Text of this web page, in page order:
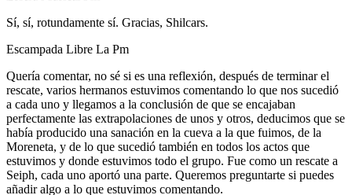
Sí, sí, rotundamente sí. Gracias, Shilcars.
Escampada Libre La Pm
Quería comentar, no sé si es una reflexión, después de terminar el
rescate, varios hermanos estuvimos comentando lo que nos sucedió
a cada uno y llegamos a la conclusión de que se encajaban
perfectamente las extrapolaciones de unos y otros, deducimos que se
había producido una sanación en la cueva a la que fuimos, de la
Moreneta, y de lo que sucedió también en todos los actos que
estuvimos y donde estuvimos todo el grupo. Fue como un rescate a
Seiph, cada uno aportó una parte. Queremos preguntarte si puedes
añadir algo a lo que estuvimos comentando.